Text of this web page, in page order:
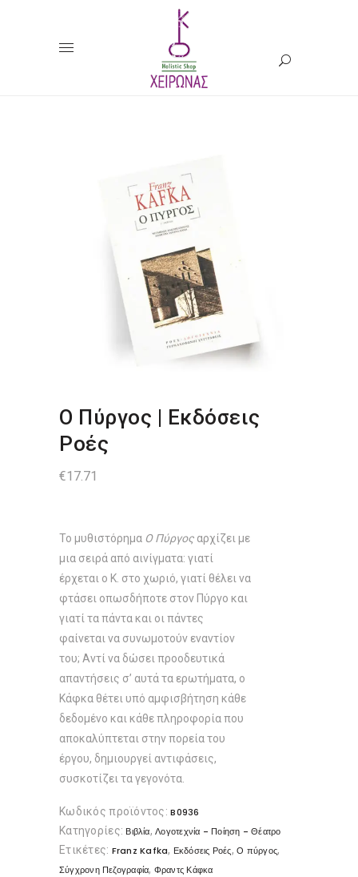
Ο Πύργος | Εκδόσεις
Ροές
€17.71
Το μυθιστόρημα Ο Πύργος αρχίζει με
μια σειρά από αινίγματα: γιατί
έρχεται ο Κ. στο χωριό, γιατί θέλει να
φτάσει οπωσδήποτε στον Πύργο και
γιατί τα πάντα και οι πάντες
φαίνεται να συνωμοτούν εναντίον
του; Αντί να δώσει προοδευτικά
απαντήσεις σ’ αυτά τα ερωτήματα, ο
Κάφκα θέτει υπό αμφισβήτηση κάθε
δεδομένο και κάθε πληροφορία που
αποκαλύπτεται στην πορεία του
έργου, δημιουργεί αντιφάσεις,
συσκοτίζει τα γεγονότα.
Κωδικός προϊόντος:B0936
Κατηγορίες: Βιβλία,Λογοτεχνία - Ποίηση - Θέατρο
Ετικέτες: Franz Kafka, Εκδόσεις Ροές,Ο πύργος,
Σύγχρονη Πεζογραφία, Φραντς Κάφκα